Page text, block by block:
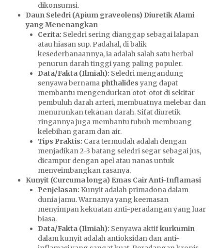
dikonsumsi.
Daun Seledri (Apium graveolens) Diuretik Alami
yang Menenangkan
Cerita: Seledri sering dianggap sebagai lalapan
atau hiasan sup. Padahal, di balik
kesederhanaannya, ia adalah salah satu herbal
penurun darah tinggi yang paling populer.
Data/Fakta (Ilmiah): Seledri mengandung
senyawa bernama phthalides yang dapat
membantu mengendurkan otot-otot di sekitar
pembuluh darah arteri, membuatnya melebar dan
menurunkan tekanan darah. Sifat diuretik
ringannya juga membantu tubuh membuang
kelebihan garam dan air.
Tips Praktis: Cara termudah adalah dengan
menjadikan 2-3 batang seledri segar sebagai jus,
dicampur dengan apel atau nanas untuk
menyeimbangkan rasanya.
Kunyit (Curcuma longa) Emas Cair Anti-Inflamasi
Penjelasan: Kunyit adalah primadona dalam
dunia jamu. Warnanya yang keemasan
menyimpan kekuatan anti-peradangan yang luar
biasa.
Data/Fakta (Ilmiah): Senyawa aktifkurkuminS
dalam kunyit adalah antioksidan dan anti-